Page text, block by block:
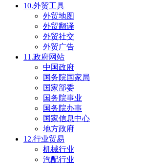
10.外贸工具
外贸地图
外贸翻译
外贸社交
外贸广告
11.政府网站
中国政府
国务院国家局
国家部委
国务院事业
国务院办事
国家信息中心
地方政府
12.行业贸易
机械行业
汽配行业